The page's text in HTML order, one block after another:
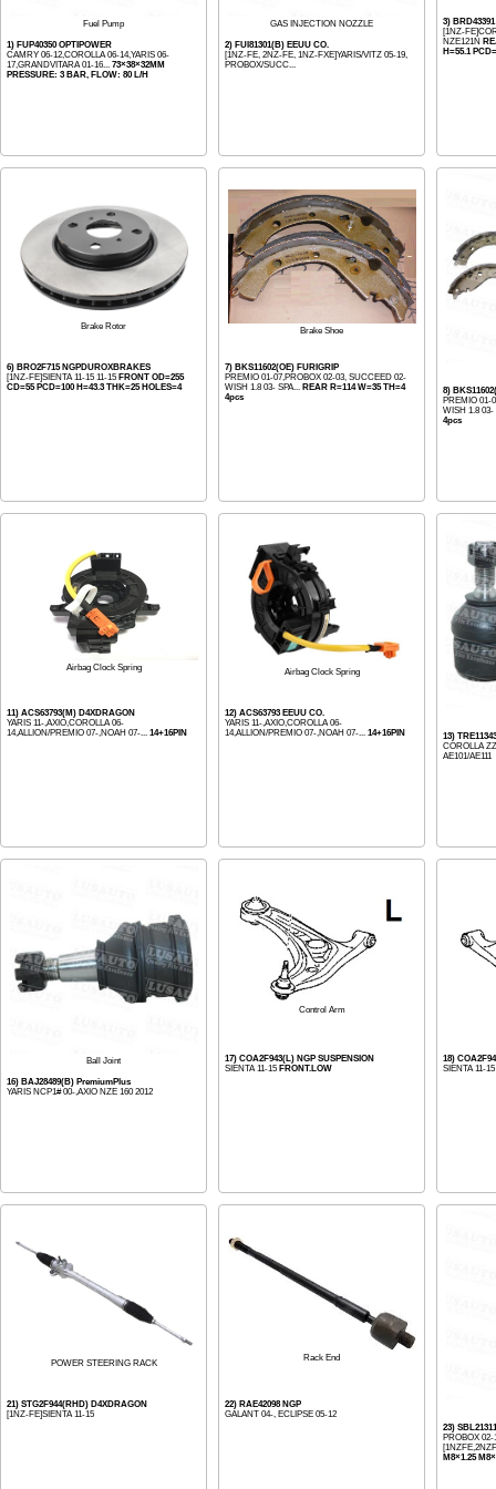
Fuel Pump
1) FUP40350 OPTIPOWER
CAMRY 06-12,COROLLA 06-14,YARIS 06-
17,GRANDVITARA 01-16... 73×38×32MM
PRESSURE: 3 BAR, FLOW: 80 L/H
GAS INJECTION NOZZLE
2) FUI81301(B) EEUU CO.
[1NZ-FE, 2NZ-FE, 1NZ-FXE]YARIS/VITZ 05-19,
PROBOX/SUCC...
3)
[1NZ-
NZE121N
H=55.1
Brake Rotor
6) BRO2F715 NGPDUROXBRAKES
[1NZ-FE]SIENTA 11-15 11-15 FRONT OD=255
CD=55 PCD=100 H=43.3 THK=25 HOLES=4
Brake Shoe
7) BKS11602(OE) FURIGRIP
PREMIO 01-07,PROBOX 02-03, SUCCEED 02-
WISH 1.8 03- SPA... REAR R=114 W=35 TH=4
4pcs
8)
PREMIO 01-
WISH 1.8 03-
4pcs
Airbag Clock Spring
11) ACS63793(M) D4XDRAGON
YARIS 11-,AXIO,COROLLA 06-
14,ALLION/PREMIO 07-,NOAH 07-... 14+16PIN
Airbag Clock Spring
12) ACS63793 EEUU CO.
YARIS 11-,AXIO,COROLLA 06-
14,ALLION/PREMIO 07-,NOAH 07-... 14+16PIN
13)
COROLLA
AE101/AE111
Ball Joint
16) BAJ28489(B) PremiumPlus
YARIS NCP1# 00-,AXIO NZE 160 2012
Control Arm
17) COA2F943(L) NGP SUSPENSION
SIENTA 11-15 FRONT.LOW
18)
SIENTA 11-15
POWER STEERING RACK
21) STG2F944(RHD) D4XDRAGON
[1NZ-FE]SIENTA 11-15
Rack End
22) RAE42098 NGP
GALANT 04-, ECLIPSE 05-12
23)
PROBOX 02-
M8×1.25